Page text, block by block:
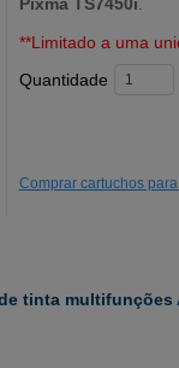
**Limitado a uma
Quantidade
Comprar cartuchos
tinta multifunções